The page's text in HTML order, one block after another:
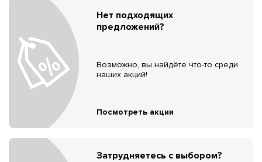
Нет подходящих
предложений?
Возможно, вы найдёте что-то среди
наших акций!
Посмотреть акции
Затрудняетесь с выбором?